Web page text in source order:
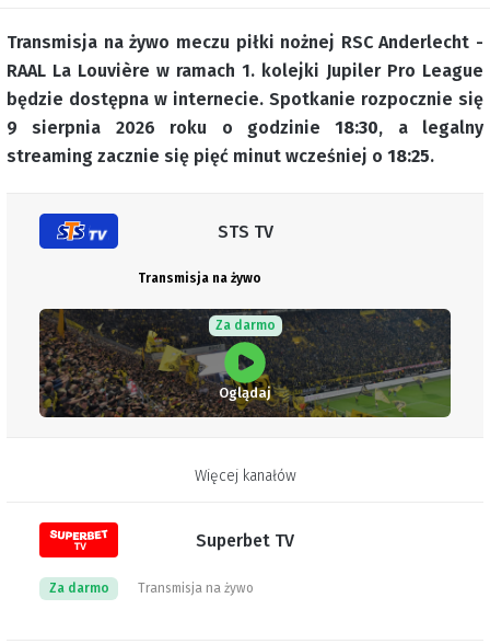
Transmisja na żywo meczu piłki nożnej RSC Anderlecht -
RAAL La Louvière w ramach 1. kolejki Jupiler Pro League
będzie dostępna w internecie. Spotkanie rozpocznie się
9 sierpnia 2026 roku o godzinie18:30, a legalny
streaming zacznie się pięć minut wcześniej o 18:25.
STS TV
Transmisja na żywo
Za darmo
Oglądaj
Więcej kanałów
Superbet TV
Transmisja na żywo
Za darmo